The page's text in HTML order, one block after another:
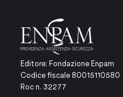
Editore: Fondazione Enpam
Codice fiscale 80015110580
Roc n. 32277